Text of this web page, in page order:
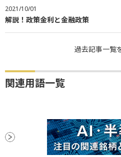
2021/10/01
解説！政策金利と金融政策
過去記事一覧
関連用語一覧